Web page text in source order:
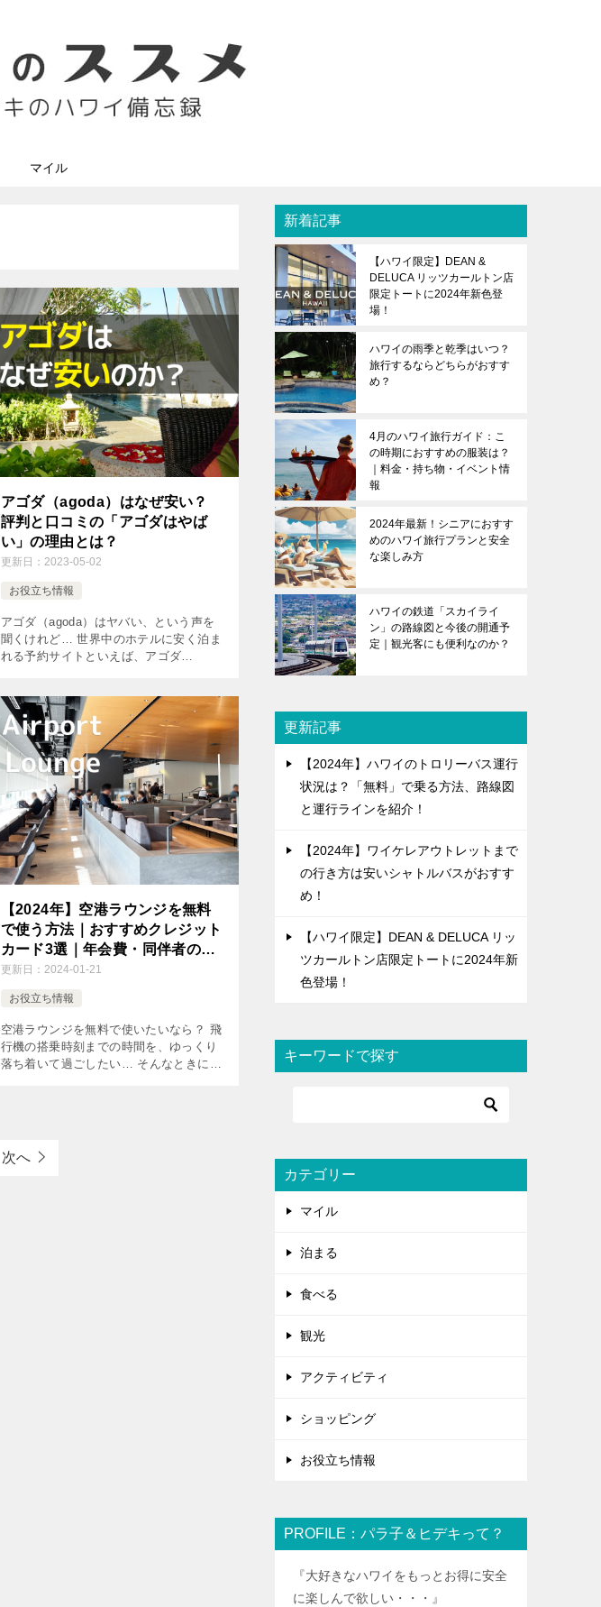
マイル
アゴダ（agoda）はなぜ安い？
評判と口コミの「アゴダはやば
い」の理由とは？
更新日： 2023-05-02
お役立ち情報
アゴダ（agoda）はヤバい、という声を
聞くけれど… 世界中のホテルに安く泊ま
れる予約サイトといえば、アゴダ
地域の宿泊施設に強く、他社と比較し
[…]
【2024年】空港ラウンジを無料
で使う方法｜おすすめクレジット
カード3選｜年会費・同伴者の利
用料金などで徹底比較
更新日： 2024-01-21
お役立ち情報
空港ラウンジを無料で使いたいなら？ 飛
行機の搭乗時刻までの時間を、ゆっくり
落ち着いて過ごしたい… そんなときに利
次へ
新着記事
【ハワイ限定】DEAN &
DELUCA リッツカールトン店
限定トートに2024年新色登
場！
ハワイの雨季と乾季はいつ？
旅行するならどちらがおすす
め？
4月のハワイ旅行ガイド：こ
の時期におすすめの服装は？
｜料金・持ち物・イベント情
報
2024年最新！シニアにおすす
めのハワイ旅行プランと安全
な楽しみ方
ハワイの鉄道「スカイライ
ン」の路線図と今後の開通予
定｜観光客にも便利なのか？
更新記事
【2024年】ハワイのトロリーバス運行
状況は？「無料」で乗る方法、路線図
と運行ラインを紹介！
【2024年】ワイケレアウトレットまで
の行き方は安いシャトルバスがおすす
め！
【ハワイ限定】DEAN & DELUCA リッ
ツカールトン店限定トートに2024年新
色登場！
キーワードで探す
カテゴリー
マイル
泊まる
食べる
観光
アクティビティ
ショッピング
お役立ち情報
PROFILE：パラ子＆ヒデキって？
『大好きなハワイをもっとお得に安全
に楽しんで欲しい・・・』